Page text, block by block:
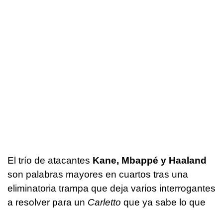
El trío de atacantes Kane, Mbappé y Haaland
son palabras mayores en cuartos tras una
eliminatoria trampa que deja varios interrogantes
a resolver para un Carletto que ya sabe lo que